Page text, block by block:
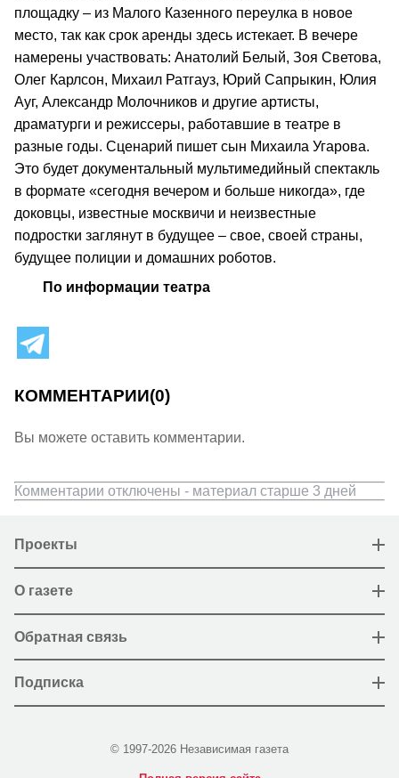
площадку – из Малого Казенного переулка в новое
место, так как срок аренды здесь истекает. В вечере
намерены участвовать: Анатолий Белый, Зоя Светова,
Олег Карлсон, Михаил Ратгауз, Юрий Сапрыкин, Юлия
Ауг, Александр Молочников и другие артисты,
драматурги и режиссеры, работавшие в театре в
разные годы. Сценарий пишет сын Михаила Угарова.
Это будет документальный мультимедийный спектакль
в формате «сегодня вечером и больше никогда», где
доковцы, известные москвичи и неизвестные
подростки заглянут в будущее – свое, своей страны,
будущее полиции и домашних роботов.
По информации театра
КОММЕНТАРИИ(0)
Вы можете оставить комментарии.
Комментарии отключены - материал старше 3 дней
Проекты
О газете
Обратная связь
Подписка
© 1997-2026 Независимая газета